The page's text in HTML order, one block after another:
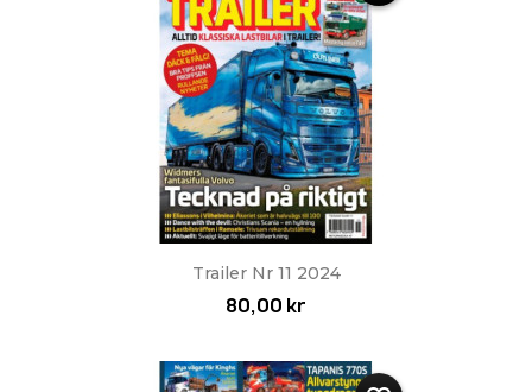
Trailer Nr 11 2024
80,00 kr